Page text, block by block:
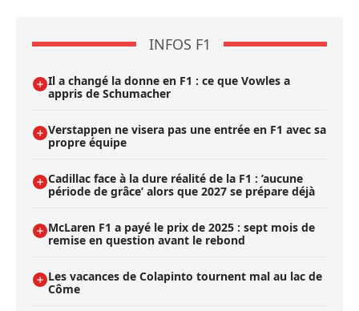
INFOS F1
Il a changé la donne en F1 : ce que Vowles a
appris de Schumacher
Verstappen ne visera pas une entrée en F1 avec sa
propre équipe
Cadillac face à la dure réalité de la F1 : ’aucune
période de grâce’ alors que 2027 se prépare déjà
McLaren F1 a payé le prix de 2025 : sept mois de
remise en question avant le rebond
Les vacances de Colapinto tournent mal au lac de
Côme